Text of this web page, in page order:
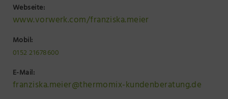
Webseite:
www.vorwerk.com/franziska.meier
Mobil:
0152 21678600
E-Mail:
franziska.meier@thermomix-kundenberatung.de